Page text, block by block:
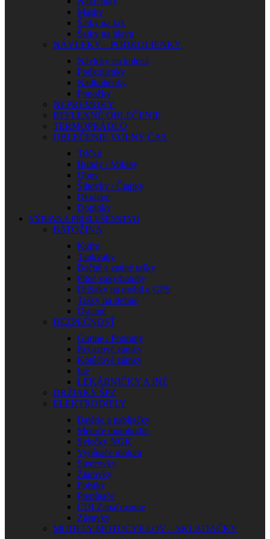
Masky
Šatky na krk
Šatky na hlavu
NÁVLEKY – PODKOLIENKY
Návleky na kolená
Podkolienky
Nadkolienky
Ponožky
NEPREMOKY
REFLEXNÉ OBLEČENIE
TERMOPRÁDLO
OBLEČENIE VOĽNÝ ČAS
Tričká
Bundy / Mikiny
Obuv
Šiltovky / Čiapky
Okuliare
Doplnky
VÝBAVA A PRÍSLUŠENSTVO
BATOŽINA
Kufre
Tankvaky
Bočné a zadné tašky
Pitné vaky/batohy
Držiaky na mobil a GPS
Tašky na stehno
Ostatné
BEZPEČNOSŤ
Gurtne / Popruhy
Reťazové zámky
Kotúčové zámky
Iné
LEKÁRNIČKY A INÉ
DRŽIAKY ŠPZ
ELEKTRODIELY
Batérie a nabíjačky
Merače motohodín
Sviečky NGK
Vypínače motora
Smerovky
Žiarovky
Poistky
Prepínače
CDI Zapaľovanie
Zásuvky
MODELY MOTOCYKLOV – SKLADAČKY